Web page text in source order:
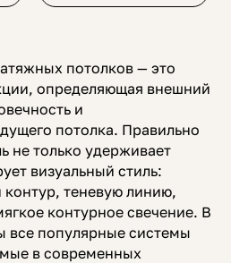
потолков — это
определяющая внешний
и
потолка. Правильно
не только удерживает
визуальный стиль:
теневую линию,
контурное свечение. В
все популярные системы
в современных